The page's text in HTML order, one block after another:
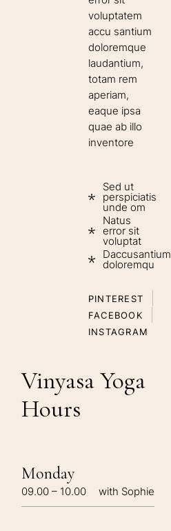
voluptatem
accu santium
doloremque
laudantium,
totam rem
aperiam,
eaque ipsa
quae ab illo
inventore
Sed ut
perspiciatis
unde om
Natus
error sit
voluptat
Daccusantium
doloremqu
PINTEREST
FACEBOOK
INSTAGRAM
Vinyasa Yoga
Hours
Monday
09.00 – 10.00 with Sophie